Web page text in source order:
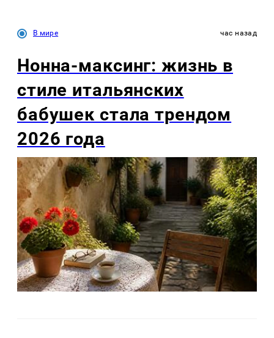
В мире час назад
Нонна-максинг: жизнь в
стиле итальянских
бабушек стала трендом
2026 года